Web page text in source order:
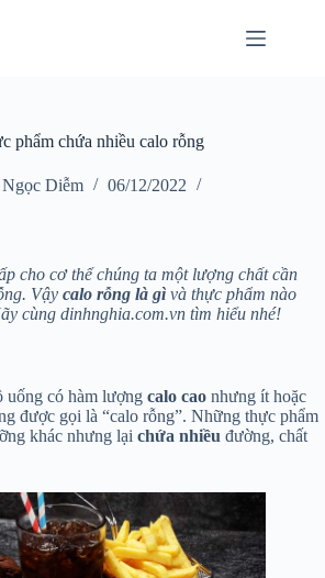
phẩm chứa nhiều calo rỗng
Diễm
06/12/2022
cho cơ thể chúng ta một lượng chất cần
Vậy calo rỗng là gì và thực phẩm nào
cùng dinhnghia.com.vn tìm hiểu nhé!
uống có hàm lượng calo cao nhưng ít hoặc
được gọi là “calo rỗng”. Những thực phẩm
khác nhưng lại chứa nhiều đường, chất